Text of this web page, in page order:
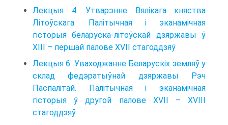
Лекцыя 4. Утварэнне Вялікага княства
Літоўскага. Палітычная і эканамічная
гісторыя беларуска-літоўскай дзяржавы ў
ХІІІ – першай палове XVII стагоддзяў
Лекцыя 6. Уваходжанне Беларускіх земляў у
склад федэратыўнай дзяржавы Рэч
Паспалітай. Палітычная і эканамічная
гісторыя ў другой палове XVII – XVIII
стагоддзяў